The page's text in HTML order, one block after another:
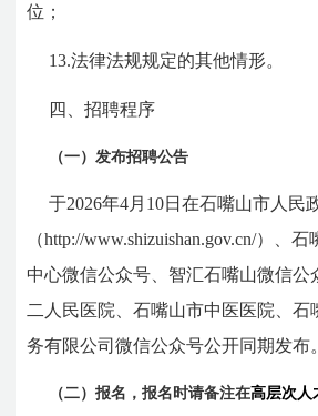
位；
13.法律法规规定的其他情形。
四、招聘程序
（一）发布招聘公告
于2026年4月10日在石嘴山市人民
（http://www.shizuishan.gov.cn/）、
中心微信公众号、智汇石嘴山微信公
二人民医院、石嘴山市中医医院、石
务有限公司微信公众号公开同期发布。
（二）报名，报名时请备注在高层次人